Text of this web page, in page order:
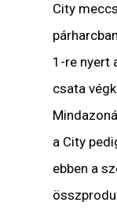
City
1-re nyert
csata
a City
ebben a